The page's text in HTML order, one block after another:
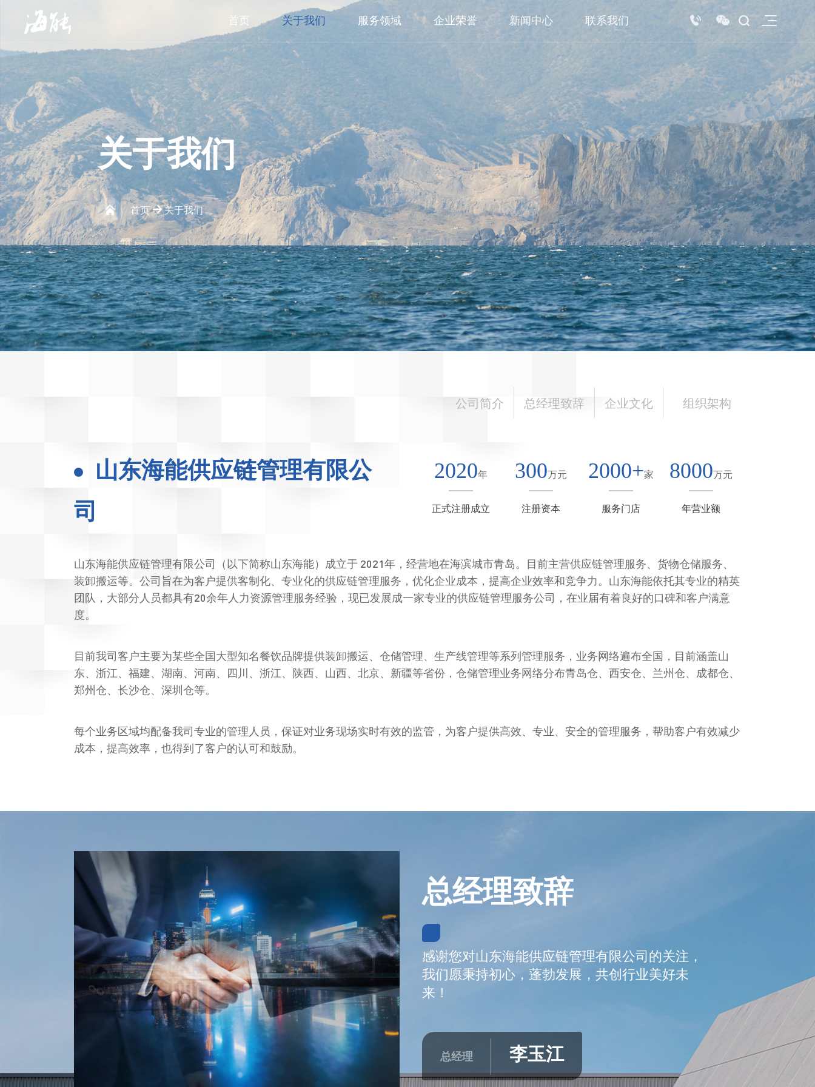
首页 关于我们 服务领域 企业荣誉 新闻中心 联系我们
关于我们
首页>关于我们
公司简介 总经理致辞 企业文化 组织架构
山东海能供应链管理有限公
司
2020年
正式注册成立
300万元
注册资本
2000+家
服务门店
8000万元
年营业额
山东海能供应链管理有限公司（以下简称山东海能）成立于 2021年，经营地在海滨城市青岛。目前主营供应链管理服务、货物仓储服务、
装卸搬运等。公司旨在为客户提供客制化、专业化的供应链管理服务，优化企业成本，提高企业效率和竞争力。山东海能依托其专业的精英
团队，大部分人员都具有20余年人力资源管理服务经验，现已发展成一家专业的供应链管理服务公司，在业届有着良好的口碑和客户满意
度。
目前我司客户主要为某些全国大型知名餐饮品牌提供装卸搬运、仓储管理、生产线管理等系列管理服务，业务网络遍布全国，目前涵盖山
东、浙江、福建、湖南、河南、四川、浙江、陕西、山西、北京、新疆等省份，仓储管理业务网络分布青岛仓、西安仓、兰州仓、成都仓、
郑州仓、长沙仓、深圳仓等。
每个业务区域均配备我司专业的管理人员，保证对业务现场实时有效的监管，为客户提供高效、专业、安全的管理服务，帮助客户有效减少
成本，提高效率，也得到了客户的认可和鼓励。
总经理致辞
感谢您对山东海能供应链管理有限公司的关注，
我们愿秉持初心，蓬勃发展，共创行业美好未
来！
总经理 李玉江